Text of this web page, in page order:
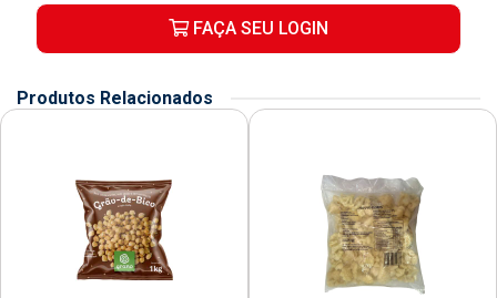
FAÇA SEU LOGIN
Produtos Relacionados